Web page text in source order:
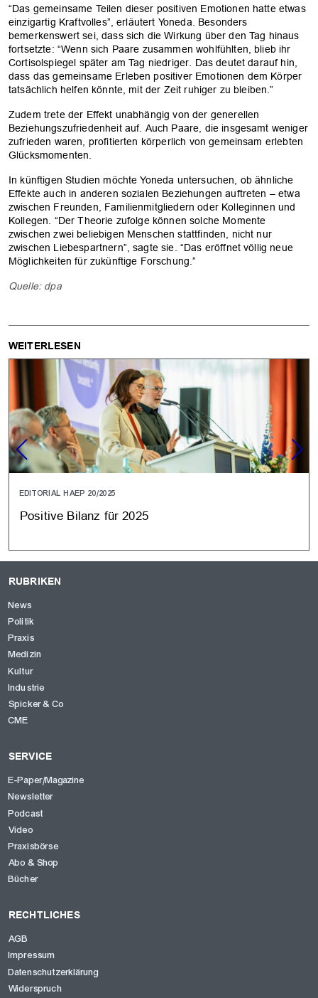
“Das gemeinsame Teilen dieser positiven Emotionen hatte etwas
einzigartig Kraftvolles”, erläutert Yoneda. Besonders
bemerkenswert sei, dass sich die Wirkung über den Tag hinaus
fortsetzte: “Wenn sich Paare zusammen wohlfühlten, blieb ihr
Cortisolspiegel später am Tag niedriger. Das deutet darauf hin,
dass das gemeinsame Erleben positiver Emotionen dem Körper
tatsächlich helfen könnte, mit der Zeit ruhiger zu bleiben.”
Zudem trete der Effekt unabhängig von der generellen
Beziehungszufriedenheit auf. Auch Paare, die insgesamt weniger
zufrieden waren, profitierten körperlich von gemeinsam erlebten
Glücksmomenten.
In künftigen Studien möchte Yoneda untersuchen, ob ähnliche
Effekte auch in anderen sozialen Beziehungen auftreten – etwa
zwischen Freunden, Familienmitgliedern oder Kolleginnen und
Kollegen. “Der Theorie zufolge können solche Momente
zwischen zwei beliebigen Menschen stattfinden, nicht nur
zwischen Liebespartnern”, sagte sie. “Das eröffnet völlig neue
Möglichkeiten für zukünftige Forschung.”
Quelle: dpa
WEITERLESEN
EDITORIAL HAEP 20/2025
Positive Bilanz für 2025
RUBRIKEN
News
Politik
Praxis
Medizin
Kultur
Industrie
Spicker & Co
CME
SERVICE
E-Paper/Magazine
Newsletter
Podcast
Video
Praxisbörse
Abo & Shop
Bücher
RECHTLICHES
AGB
Impressum
Datenschutzerklärung
Widerspruch